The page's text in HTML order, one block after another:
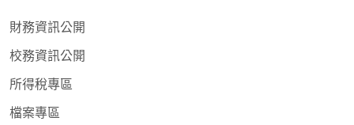
財務資訊公開
校務資訊公開
所得稅專區
檔案專區